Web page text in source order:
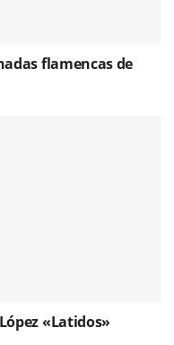
flamencas de
«Latidos»